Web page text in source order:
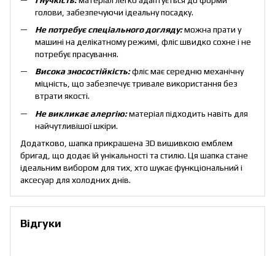
голови, забезпечуючи ідеальну посадку.
Не потребує спеціального догляду:можна прати у
машині на делікатному режимі, фліс швидко сохне і не
потребує прасування.
Висока зносостійкість:фліс має середню механічну
міцність, що забезпечує тривале використання без
втрати якості.
Не викликає алергію:матеріал підходить навіть для
найчутливішої шкіри.
Додатково, шапка прикрашена 3D вишивкою емблем
бригад, що додає їй унікальності та стилю. Ця шапка стане
ідеальним вибором для тих, хто шукає функціональний і
аксесуар для холодних днів.
Відгуки